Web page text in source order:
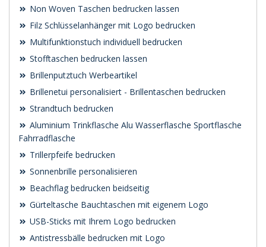
Non Woven Taschen bedrucken lassen
Filz Schlüsselanhänger mit Logo bedrucken
Multifunktionstuch individuell bedrucken
Stofftaschen bedrucken lassen
Brillenputztuch Werbeartikel
Brillenetui personalisiert - Brillentaschen bedrucken
Strandtuch bedrucken
Aluminium Trinkflasche Alu Wasserflasche Sportflasche
Fahrradflasche
Trillerpfeife bedrucken
Sonnenbrille personalisieren
Beachflag bedrucken beidseitig
Gürteltasche Bauchtaschen mit eigenem Logo
USB-Sticks mit Ihrem Logo bedrucken
Antistressbälle bedrucken mit Logo